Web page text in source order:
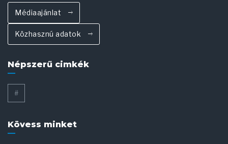
Médiaajánlat
Közhasznú adatok
Népszerű cimkék
#
Kövess minket